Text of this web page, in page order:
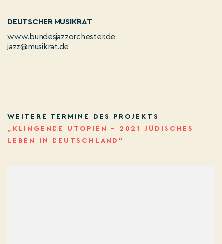
DEUTSCHER MUSIKRAT
www.bundesjazzorchester.de
jazz@musikrat.de
WEITERE TERMINE DES PROJEKTS
„KLINGENDE UTOPIEN – 2021 JÜDISCHES
LEBEN IN DEUTSCHLAND”